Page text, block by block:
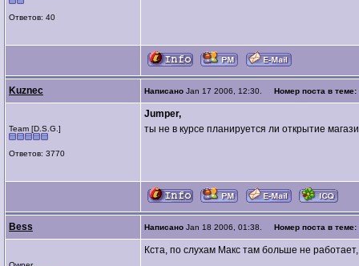
Ответов: 40
Kuznec Написано Jan 17 2006, 12:30. Номер поста в теме:
Team [D.S.G.]
Ответов: 3770
Jumper,
ты не в курсе планируется ли открытие
Bess Написано Jan 18 2006, 01:38. Номер поста в теме:
Кста, по слухам Макс там больше не